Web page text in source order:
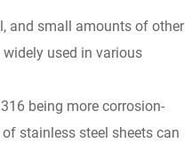
and small amounts of other
used in various
being more corrosion-
stainless steel sheets can